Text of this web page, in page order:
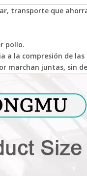
transporte que
pollo.
a la compresión de las
marchan juntas, sin